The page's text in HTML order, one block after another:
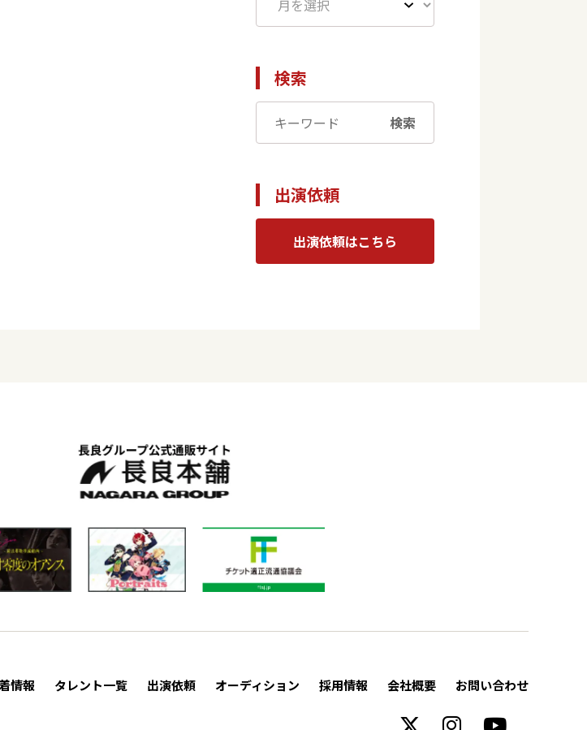
検索
検索
出演依頼
出演依頼はこちら
情報 タレント一覧 出演依頼 オーディション 採用情報 会社概要 お問い合わせ